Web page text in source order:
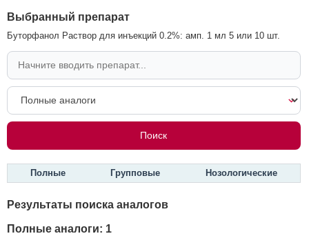
Выбранный препарат
Буторфанол Раствор для инъекций 0.2%: амп. 1 мл 5 или 10 шт.
Полные Групповые Нозологические
Результаты поиска аналогов
Полные аналоги: 1